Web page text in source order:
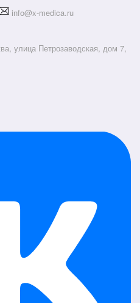
info@x-medica.ru
улица Петрозаводская, дом 7,